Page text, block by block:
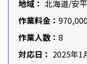
地域： 北海道/安
作業料金：
作業人数： 8
対応日： 2025年1